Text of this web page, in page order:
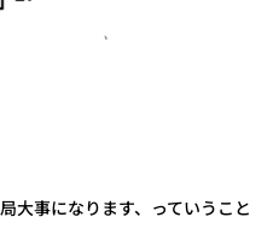
大事になります、っていうこと